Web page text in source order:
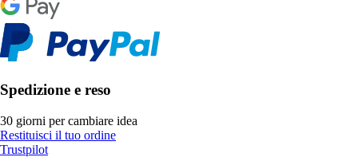
Spedizione e reso
30 giorni per cambiare idea
Restituisci il tuo ordine
Trustpilot